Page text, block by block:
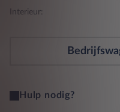
Interieur:
Hulp nodig?